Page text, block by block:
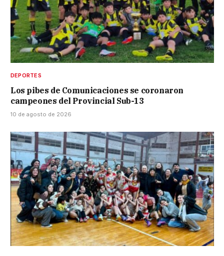
DEPORTES
Los pibes de Comunicaciones se coronaron
campeones del Provincial Sub-13
10 de agosto de 2026